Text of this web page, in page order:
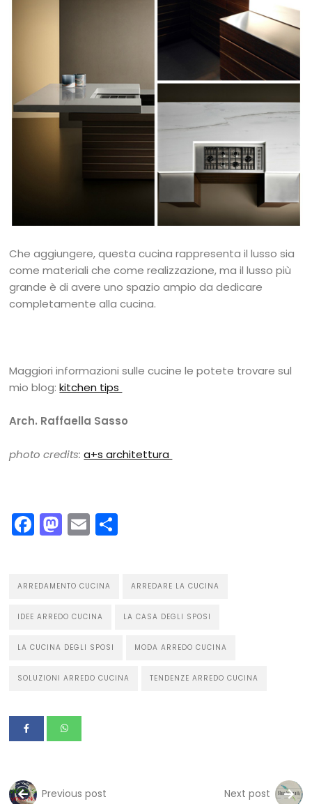
Che aggiungere, questa cucina rappresenta il lusso sia
come materiali che come realizzazione, ma il lusso più
grande è di avere uno spazio ampio da dedicare
completamente alla cucina.
Maggiori informazioni sulle cucine le potete trovare sul
mio blog:kitchen tips
Arch. Raffaella Sasso
photo credits: a+s architettura
Facebook
Mastodon
Email
ARREDAMENTO CUCINA ARREDARE LA CUCINA
IDEE ARREDO CUCINA LA CASA DEGLI SPOSI
LA CUCINA DEGLI SPOSI MODA ARREDO CUCINA
SOLUZIONI ARREDO CUCINA TENDENZE ARREDO CUCINA
Previous post Next post